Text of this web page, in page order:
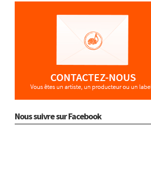
Nous suivre sur Facebook